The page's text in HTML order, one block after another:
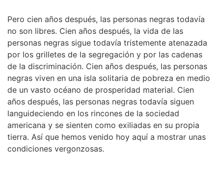
Pero cien años después, las personas negras todavía
no son libres. Cien años después, la vida de las
personas negras sigue todavía tristemente atenazada
por los grilletes de la segregación y por las cadenas
de la discriminación. Cien años después, las personas
negras viven en una isla solitaria de pobreza en medio
de un vasto océano de prosperidad material. Cien
años después, las personas negras todavía siguen
languideciendo en los rincones de la sociedad
americana y se sienten como exiliadas en su propia
tierra. Así que hemos venido hoy aquí a mostrar unas
condiciones vergonzosas.